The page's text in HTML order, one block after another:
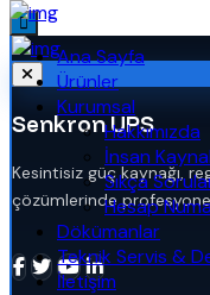
Senkron UPS
Kesintisiz güç kaynağı,
çözümlerinde
Ana Sayfa
Ürünler
Kurumsal
Hakkımızda
İnsan
Sıkça
Hesap
Dökümanlar
Teknik Servis &
İletişim